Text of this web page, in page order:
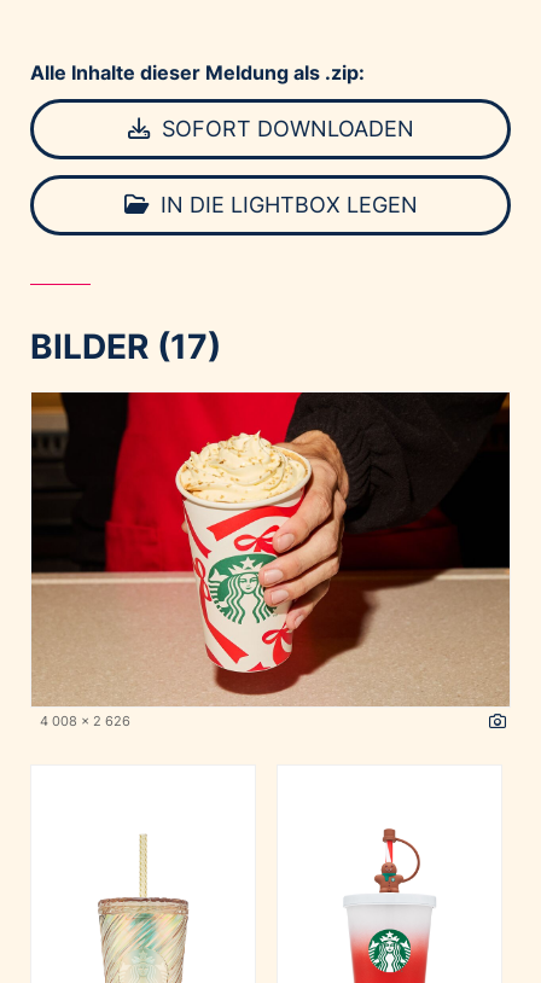
Alle Inhalte dieser Meldung als .zip:
SOFORT DOWNLOADEN
IN DIE LIGHTBOX LEGEN
BILDER (17)
4 008 x 2 626